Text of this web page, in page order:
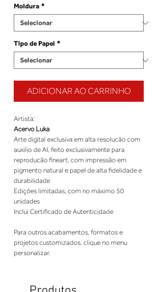
Moldura *
Tipo de Papel *
ADICIONAR AO CARRINHO
Artista:
Acervo Luka
Arte digital exclusiva em alta resolucão com
auxilio de AI, feito exclusivamente para
reproducão fineart, com impressão em
pigmento natural e papel de alta fidelidade e
durabilidade
Edições limitadas, com no máximo 50
unidades
Inclui Certificado de Autenticidade
Para outros acabamentos, formatos e
projetos customizados, clique no menu
personalizar.